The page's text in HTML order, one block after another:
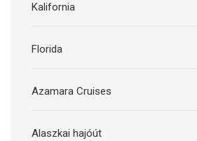
Kalifornia
Florida
Azamara Cruises
Alaszkai hajóút